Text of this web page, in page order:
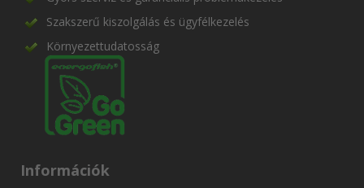
Szakszerű kiszolgálás és ügyfélkezelés
Környezettudatosság
Információk